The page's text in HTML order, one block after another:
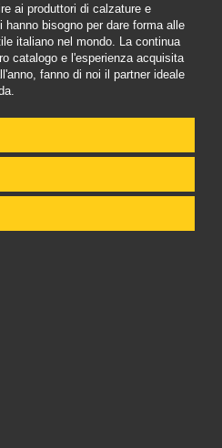
ai produttori di calzature e
bisogno per dare forma alle
italiano nel mondo. La continua
catalogo e l'esperienza acquisita
fanno di noi il partner ideale